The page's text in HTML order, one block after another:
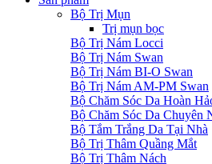
Bộ Trị Mụn
Trị mụn bọc
Bộ Trị Nám Locci
Bộ Trị Nám Swan
Bộ Trị Nám BI-O Swan
Bộ Trị Nám AM-PM Swan
Bộ Chăm Sóc Da Hoàn
Bộ Chăm Sóc Da Chuyên
Bộ Tắm Trắng Da Tại Nhà
Bộ Trị Thâm Quầng Mắt
Bộ Trị Thâm Nách